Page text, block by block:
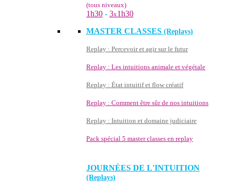
(tous niveaux)
1h30 - 3x1h30
MASTER CLASSES (Replays)
Replay : Percevoir et agir sur le futur
Replay : Les intuitions animale et végétale
Replay : État intuitif et flow créatif
Replay : Comment être sûr de nos intuitions
Replay : Intuition et domaine judiciaire
Pack spécial 5 master classes en replay
JOURNÉES DE L'INTUITION
(Replays)